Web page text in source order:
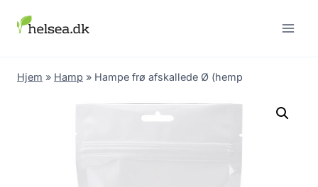
Hjem » Hamp » Hampe frø afskallede Ø (hemp